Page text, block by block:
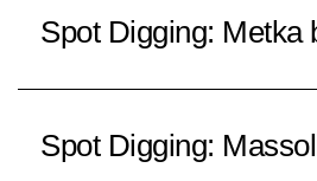
Spot Digging: Metka
Spot Digging: